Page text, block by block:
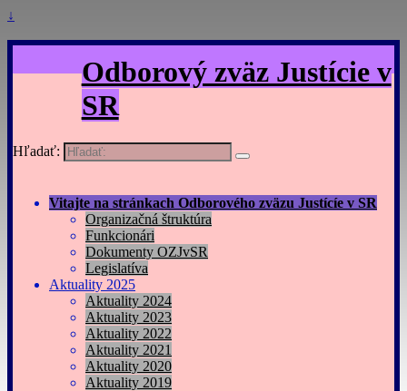
↓
Odborový zväz Justície v
SR
Hľadať:
Vitajte na stránkach Odborového zväzu Justícíe v SR
Organizačná štruktúra
Funkcionári
Dokumenty OZJvSR
Legislatíva
Aktuality 2025
Aktuality 2024
Aktuality 2023
Aktuality 2022
Aktuality 2021
Aktuality 2020
Aktuality 2019